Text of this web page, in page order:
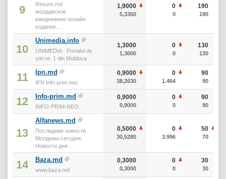
9
Resurs.md
молдавское
ежедневное онлайн
издание....
1,9000
5,3350
0
0
190
190
10
Unimedia.info
UNIMEDIA - Portalul de
știri nr. 1 din Moldova
1,3000
1,3000
0
0
130
130
11 Ipn.md
IPN Info prim neo
0,9000
38,2630
0
1.464
90
90
12 Info-prim.md
INFO-PRIM-NEO
0,9000
0,9000
0
0
90
90
13
Alfanews.md
Последние новости
Молдовы сегодня.
Новости дня ...
0,5000
30,5280
0
3.996
50
70
14 Baza.md
www.baza.md
0,3000
0,3000
0
0
30
30